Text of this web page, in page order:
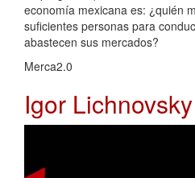
economía mexicana es: ¿quién
suficientes personas para
abastecen sus mercados?
Merca2.0
Igor Lichnovsky